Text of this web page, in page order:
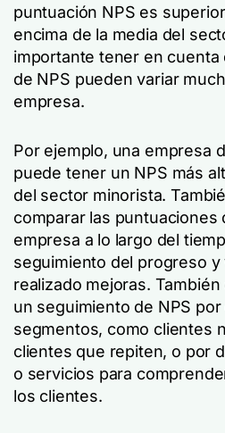
puntuación NPS es
encima de la media del
importante tener en
de NPS pueden variar
empresa.
Por ejemplo, una empresa
puede tener un NPS más
del sector minorista.
comparar las puntuaciones
empresa a lo largo del
seguimiento del progreso y
realizado mejoras.
un seguimiento de NPS
segmentos, como clientes
clientes que repiten, o por
o servicios para
los clientes.